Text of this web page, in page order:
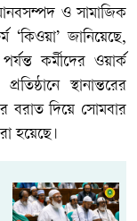
ও সামাজিক
‘কিওয়া’ জানিয়েছে,
কর্মীদের ওয়ার্ক
স্থানান্তরের
বরাত দিয়ে সোমবার
হয়েছে।